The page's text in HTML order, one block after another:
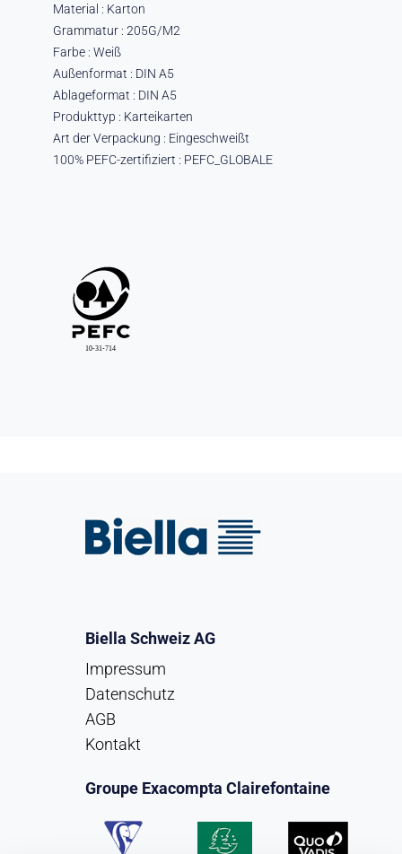
Material : Karton
Grammatur : 205G/M2
Farbe : Weiß
Außenformat : DIN A5
Ablageformat : DIN A5
Produkttyp : Karteikarten
Art der Verpackung : Eingeschweißt
100% PEFC-zertifiziert : PEFC_GLOBALE
Biella Schweiz AG
Impressum
Datenschutz
AGB
Kontakt
Groupe Exacompta Clairefontaine